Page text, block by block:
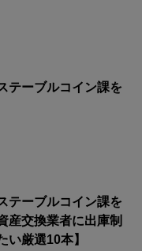
テーブルコイン課を
テーブルコイン課を
産交換業者に出庫制
い厳選10本】